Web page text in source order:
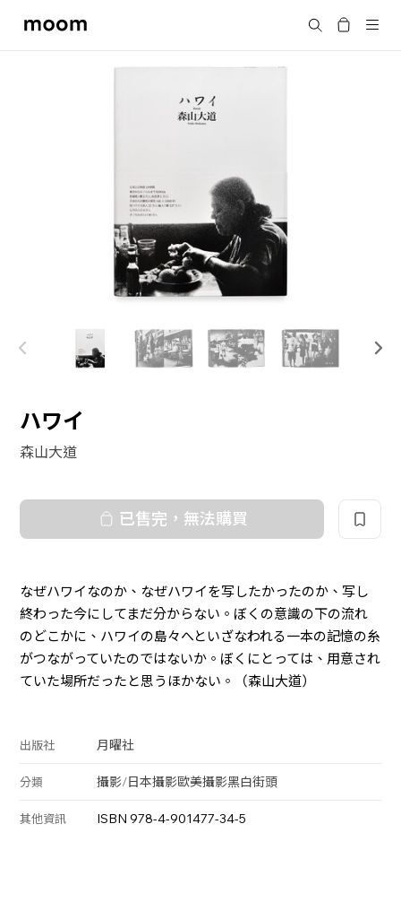
moom
搜尋
ハワイ
森山大道
已售完，無法購買
なぜハワイなのか、なぜハワイを写したかったのか、写し
終わった今にしてまだ分からない。ぼくの意識の下の流れ
のどこかに、ハワイの島々へといざなわれる一本の記憶の糸
がつながっていたのではないか。ぼくにとっては、用意され
ていた場所だったと思うほかない。（森山大道）
出版社 月曜社
分類 攝影/日本攝影歐美攝影黑白街頭
其他資訊 ISBN 978-4-901477-34-5